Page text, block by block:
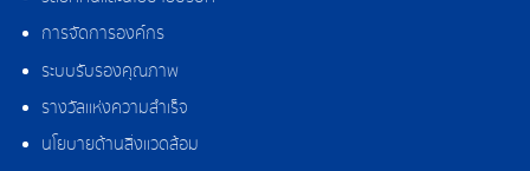
การจัดการองค์กร
ระบบรับรองคุณภาพ
รางวัลแห่งความสำเร็จ
นโยบายด้านสิ่งแวดล้อม